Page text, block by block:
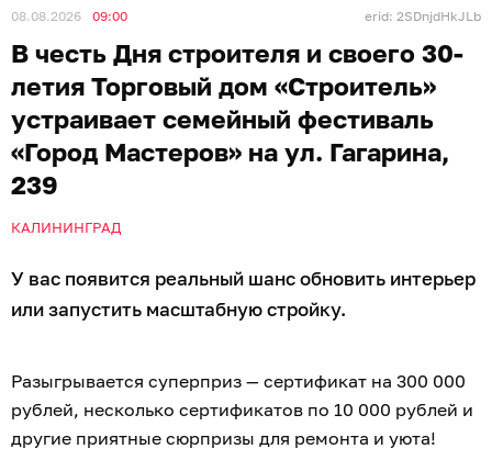
08.08.2026 09:00 erid: 2SDnjdHkJLb
В честь Дня строителя и своего 30-
летия Торговый дом «Строитель»
устраивает семейный фестиваль
«Город Мастеров» на ул. Гагарина,
239
КАЛИНИНГРАД
У вас появится реальный шанс обновить интерьер
или запустить масштабную стройку.
Разыгрывается суперприз — сертификат на 300 000
рублей, несколько сертификатов по 10 000 рублей и
другие приятные сюрпризы для ремонта и уюта!